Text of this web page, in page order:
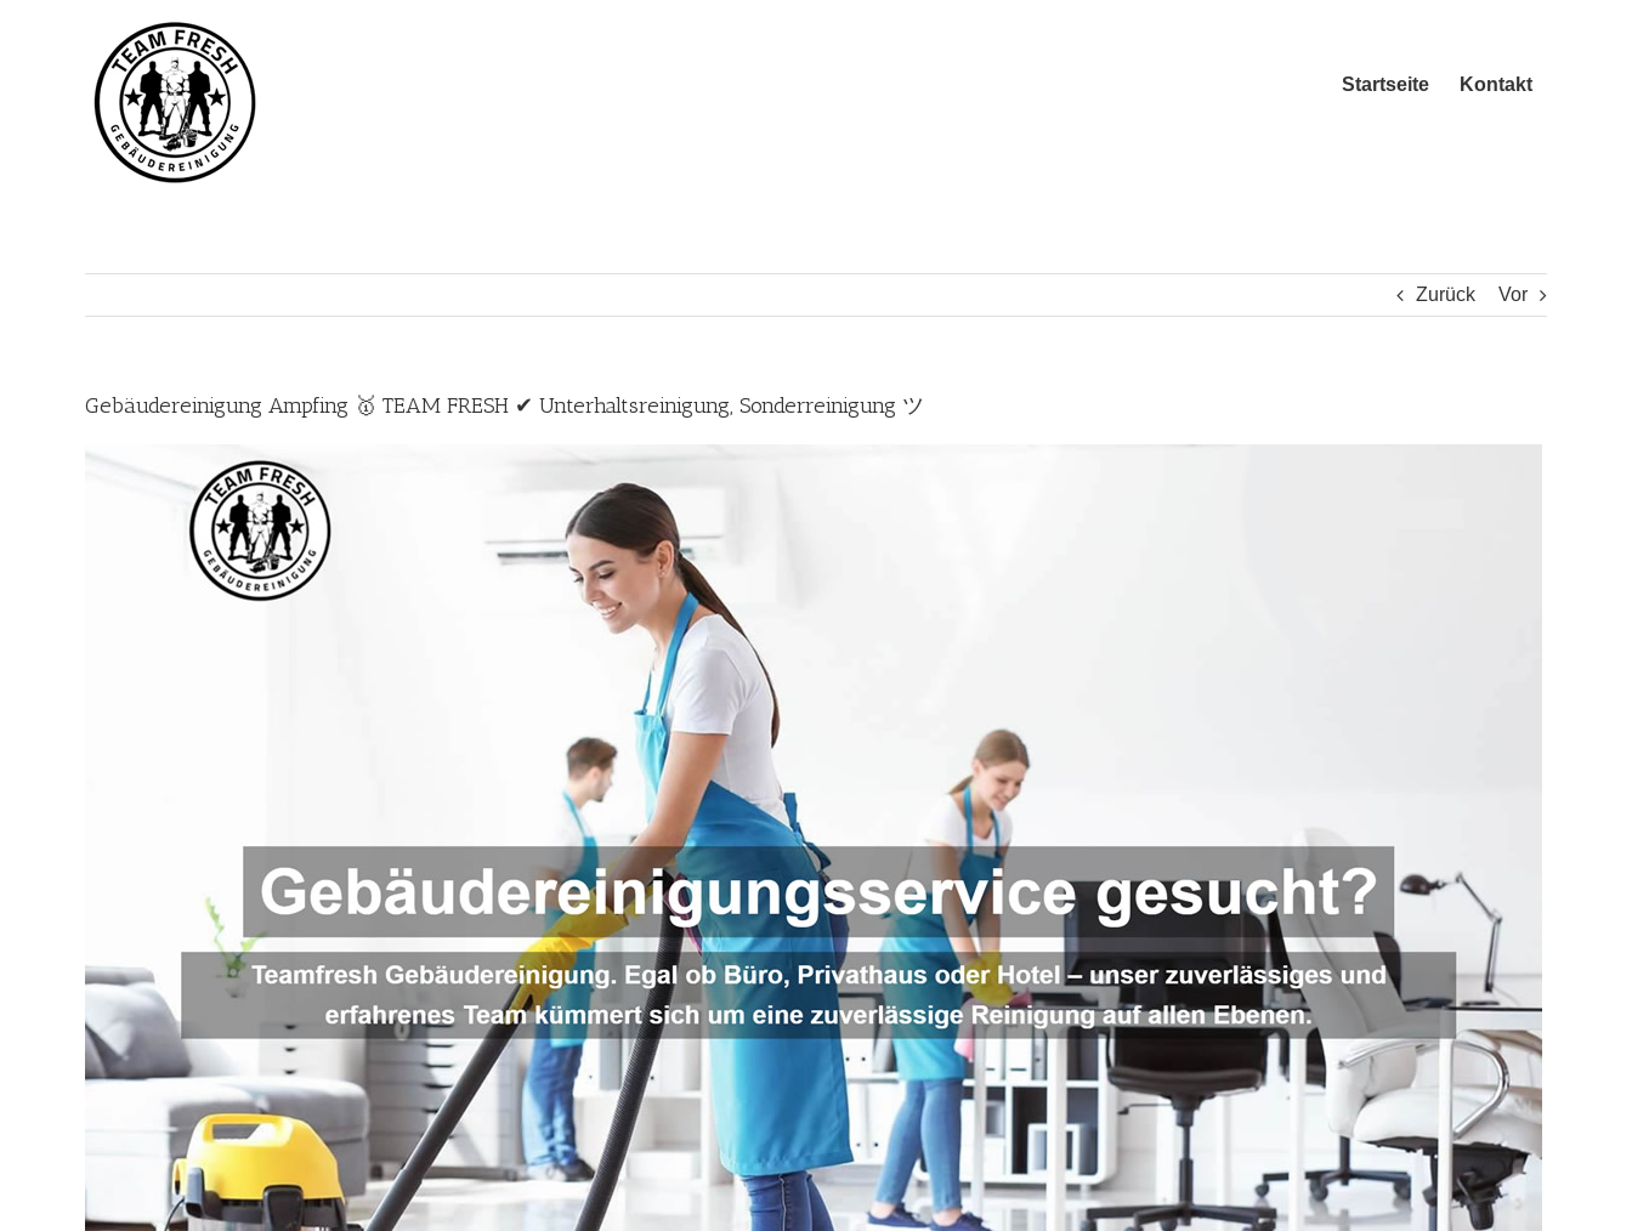
Startseite Kontakt
Zurück Vor
Gebäudereinigung Ampfing 🥇 TEAM FRESH ✔ Unterhaltsreinigung, Sonderreinigung ツ